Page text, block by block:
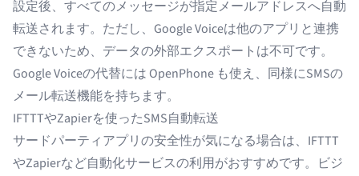
設定後、すべてのメッセージが指定メールアドレスへ自動
転送されます。ただし、Google Voiceは他のアプリと連携
できないため、データの外部エクスポートは不可です。
Google Voiceの代替には OpenPhone も使え、同様にSMSの
メール転送機能を持ちます。
IFTTTやZapierを使ったSMS自動転送
サードパーティアプリの安全性が気になる場合は、IFTTT
やZapierなど自動化サービスの利用がおすすめです。ビジ